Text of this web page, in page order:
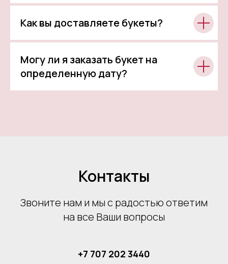
Как вы доставляете букеты?
Могу ли я заказать букет на
определенную дату?
Контакты
Звоните нам и мы с радостью ответим
на все Ваши вопросы
+7 707 202 3440